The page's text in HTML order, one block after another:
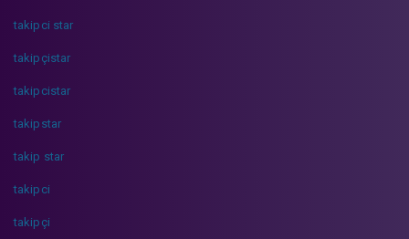
takipci star
takipçistar
takipcistar
takipstar
takip star
takipci
takipçi